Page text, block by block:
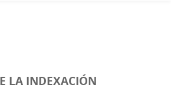
LA INDEXACIÓN